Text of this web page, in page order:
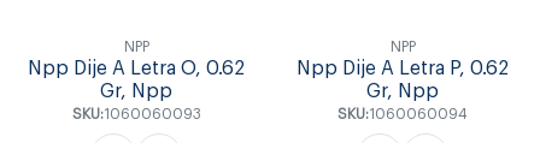
NPP
Npp Dije A Letra O, 0.62
Gr, Npp
SKU:1060060093
NPP
Npp Dije A Letra P, 0.62
Gr, Npp
SKU:1060060094